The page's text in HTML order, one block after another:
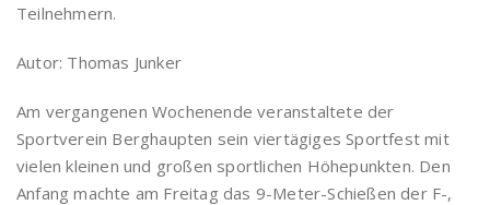
Teilnehmern.
Autor: Thomas Junker
Am vergangenen Wochenende veranstaltete der
Sportverein Berghaupten sein viertägiges Sportfest mit
vielen kleinen und großen sportlichen Höhepunkten. Den
Anfang machte am Freitag das 9-Meter-Schießen der F-,